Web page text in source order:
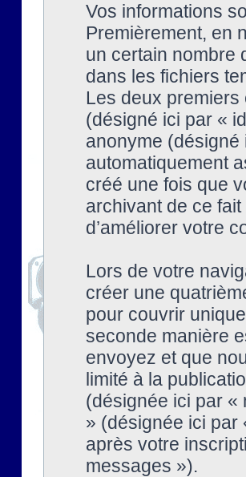
Vos informations
Premièrement, en
un certain nombre
dans les fichiers
Les deux premiers
(désigné ici par «
anonyme
automatiquement
créé une fois que
archivant de ce
d’améliorer votre
Lors de votre
créer une
pour couvrir
seconde manière
envoyez et que
limité à la
(désignée ici par «
» (désignée ici par
après votre
messages »).